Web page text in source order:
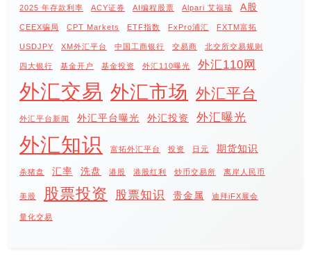
2025 年存款利率 ACY证券 AI编程股票 Alpari 艾福瑞 A股
CEEX骗局 CPT Markets ETF指数 FxPro浦汇 FXTM富拓
USDJPY XM外汇平台 中国工商银行 交易商 北交所交易规则
四大银行 基金开户 基金投资 外汇110曝光 外汇110网
外汇交易 外汇市场 外汇平台
外汇平台新闻 外汇平台曝光 外汇投资 外汇曝光
外汇知识 富拓外汇平台 投资 日元 期货知识
杀猪盘 汇率 洗盘 港股 港股红利 炒币交易所 离岸人民币
美股 股票投资 股票知识 贵金属 迪拜iFX展会
量化交易